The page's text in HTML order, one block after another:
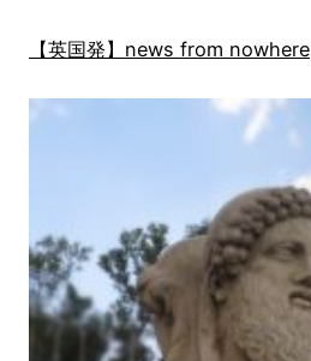
【英国発】news from nowhere